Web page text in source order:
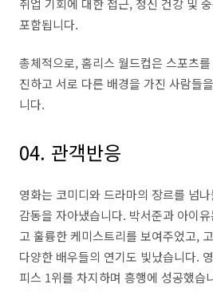
취업 기회에 대한 접근, 정신 건강 및
포함됩니다.
총체적으로,홈리스 월드컵은 스포츠
진하고 서로 다른 배경을 가진 사람들
니다.
04. 관객반응
영화는 코미디와 드라마의 장르를 넘
감동을 자아냈습니다. 박서준과 아이
고 훌륭한 케미스트리를 보여주었고,
다양한 배우들의 연기도 빛났습니다.
피스 1위를 차지하며 흥행에 성공했습